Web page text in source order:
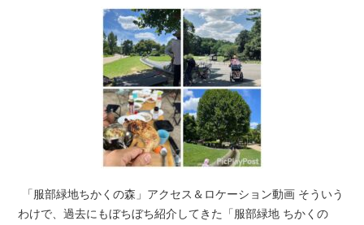
「服部緑地ちかくの森」アクセス＆ロケーション動画 そういう
わけで、過去にもぼちぼち紹介してきた「服部緑地 ちかくの